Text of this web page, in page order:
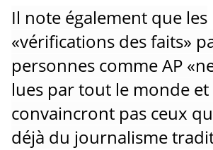
Il note également que les
«vérifications des faits»
personnes comme AP
lues par tout le monde et
convaincront pas ceux
déjà du journalisme